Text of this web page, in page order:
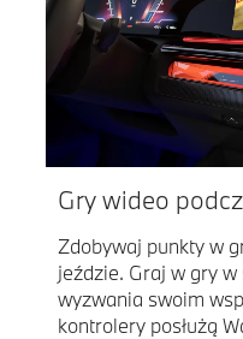
Gry wideo
Zdobywaj punkty w
jeździe. Graj w gry
wyzwania swoim
kontrolery posłużą